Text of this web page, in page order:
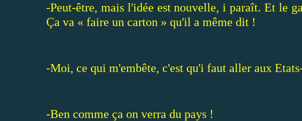
-Peut-être, mais l'idée est nouvelle, i paraît. Et le
Ça va « faire un carton » qu'il a même dit !
-Moi, ce qui m'embête, c'est qu'i faut aller aux
-Ben comme ça on verra du pays !